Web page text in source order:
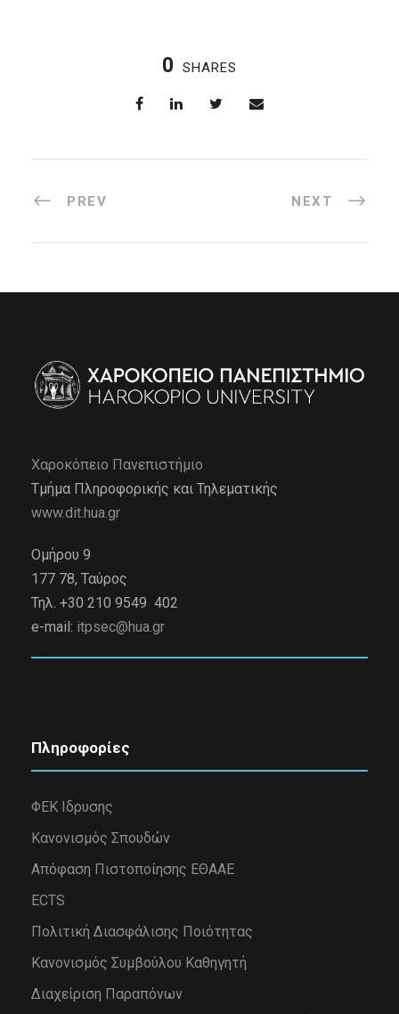
0 SHARES
PREV NEXT
Χαροκόπειο Πανεπιστήμιο
Τμήμα Πληροφορικής και Τηλεματικής
www.dit.hua.gr
Ομήρου 9
177 78, Ταύρος
Τηλ. +30 210 9549 402
e-mail: itpsec@hua.gr
Πληροφορίες
ΦΕΚ Ιδρυσης
Κανονισμός Σπουδών
Απόφαση Πιστοποίησης ΕΘΑΑΕ
ECTS
Πολιτική Διασφάλισης Ποιότητας
Κανονισμός Συμβούλου Καθηγητή
Διαχείριση Παραπόνων